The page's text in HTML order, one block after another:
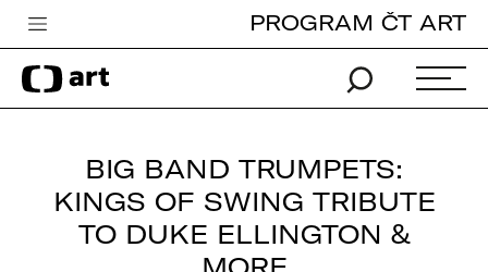
Česká televize
Zpravodajství
iVysílání
TV program
PROGRAM ČT ART
BIG BAND TRUMPETS:
KINGS OF SWING TRIBUTE
TO DUKE ELLINGTON &